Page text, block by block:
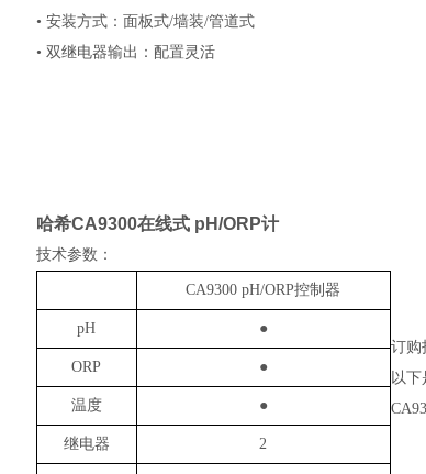
• 安装方式：面板式/墙装/管道式
• 双继电器输出：配置灵活
哈希CA9300在线式 pH/ORP计
技术参数：
CA9300 pH/ORP控制器
pH ●
ORP ●
温度 ●
继电器 2
订购
以下